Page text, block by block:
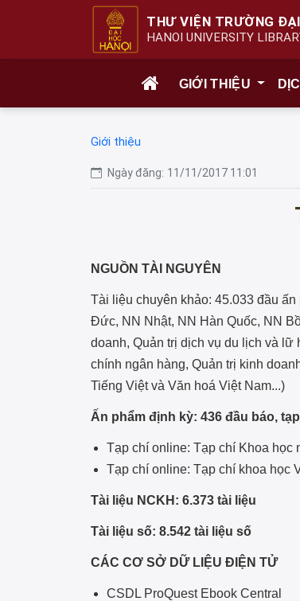
THƯ VIỆN TRƯỜNG
HANOI UNIVERSITY
GIỚI THIỆU
Giới thiệu
Ngày đăng: 11/11/2017 11:01
NGUỒN TÀI NGUYÊN
Tài liệu chuyên khảo: 45.033 đầu
Đức, NN Nhật, NN Hàn Quốc, NN
doanh, Quản trị dịch vụ du lịch và lữ
chính ngân hàng, Quản trị kinh
Tiếng Việt và Văn hoá Việt Nam...)
Ấn phẩm định kỳ: 436 đầu báo,
Tạp chí online: Tạp chí Khoa
Tạp chí online: Tạp chí khoa học
Tài liệu NCKH: 6.373 tài liệu
Tài liệu số: 8.542 tài liệu số
CÁC CƠ SỞ DỮ LIỆU ĐIỆN TỬ
CSDL ProQuest Ebook Central